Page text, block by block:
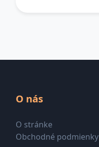
O nás
O stránke
Obchodné podmienky